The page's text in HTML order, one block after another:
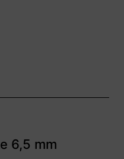
6,5 mm